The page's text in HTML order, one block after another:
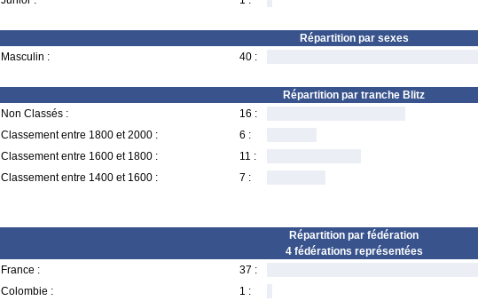
Répartition par sexes
Masculin :
40 :
Répartition par tranche Blitz
Non Classés :
16 :
Classement entre 1800 et 2000 :
6 :
Classement entre 1600 et 1800 :
11 :
Classement entre 1400 et 1600 :
7 :
Répartition par fédération
4 fédérations représentées
France :
37 :
Colombie :
1 :